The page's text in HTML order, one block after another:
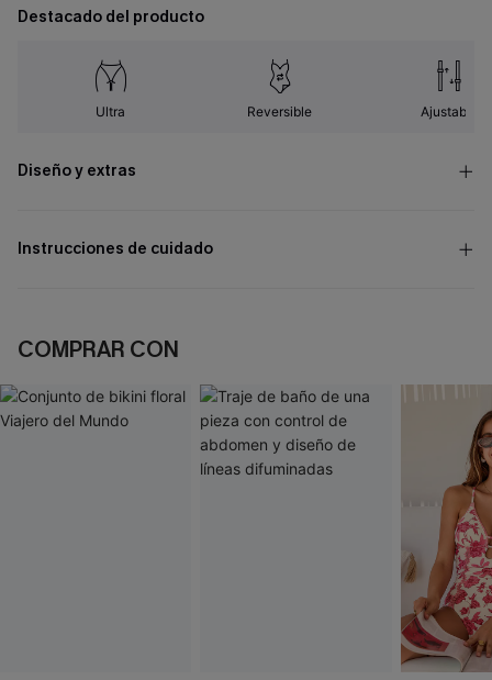
Destacado del producto
Ultra Reversible Ajustable
Diseño y extras
Instrucciones de cuidado
COMPRAR CON